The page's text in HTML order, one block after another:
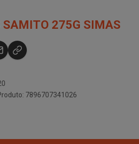
SAMITO 275G SIMAS
7896707341026